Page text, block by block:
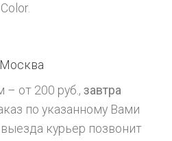
Москва
– от 200 руб.,завтра
по указанному Вами
курьер позвонит